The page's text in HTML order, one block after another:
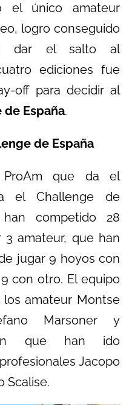
el único amateur
logro conseguido
dar el salto al
ediciones fue
off para decidir al
España.
de España
que da el
el Challenge de
competido 28
amateur, que han
jugar 9 hoyos con
con otro. El equipo
amateur Montse
Marsoner y
que han ido
Jacopo
Scalise.